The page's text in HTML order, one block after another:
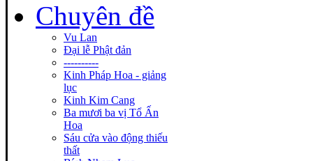
Chuyên đề
Vu Lan
Đại lễ Phật đản
----------
Kinh Pháp Hoa - giảng
lục
Kinh Kim Cang
Ba mươi ba vị Tổ Ấn
Hoa
Sáu cửa vào động thiếu
thất